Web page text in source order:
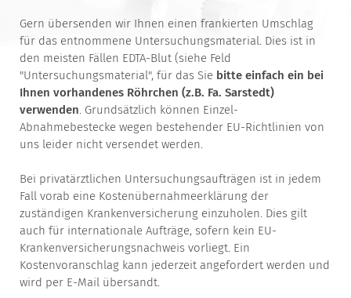
Gern übersenden wir Ihnen einen frankierten Umschlag
für das entnommene Untersuchungsmaterial. Dies ist in
den meisten Fällen EDTA-Blut (siehe Feld
"Untersuchungsmaterial", für das Sie bitte einfach ein bei
Ihnen vorhandenes Röhrchen (z.B. Fa. Sarstedt)
verwenden. Grundsätzlich können Einzel-
Abnahmebestecke wegen bestehender EU-Richtlinien von
uns leider nicht versendet werden.
Bei privatärztlichen Untersuchungsaufträgen ist in jedem
Fall vorab eine Kostenübernahmeerklärung der
zuständigen Krankenversicherung einzuholen. Dies gilt
auch für internationale Aufträge, sofern kein EU-
Krankenversicherungsnachweis vorliegt. Ein
Kostenvoranschlag kann jederzeit angefordert werden und
wird per E-Mail übersandt.